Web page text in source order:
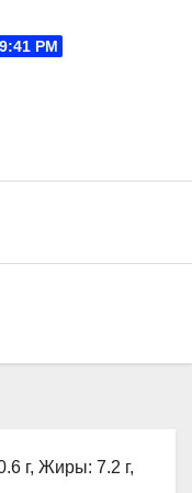
PM
г, Жиры: 7.2 г,